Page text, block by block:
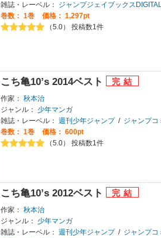
雑誌・レーベル：
ジャンプジェイブックス
巻数： 1巻
価格： 1,297pt
（5.0） 投稿数1件
こち亀10’s 2014ベスト
作家： 秋本治
ジャンル：
少年マンガ
雑誌・レーベル： 週刊少年ジャンプ / ジャンプコ
巻数： 1巻
価格： 600pt
（5.0） 投稿数1件
こち亀10’s 2012ベスト
作家： 秋本治
ジャンル：
少年マンガ
雑誌・レーベル： 週刊少年ジャンプ / ジャンプコ